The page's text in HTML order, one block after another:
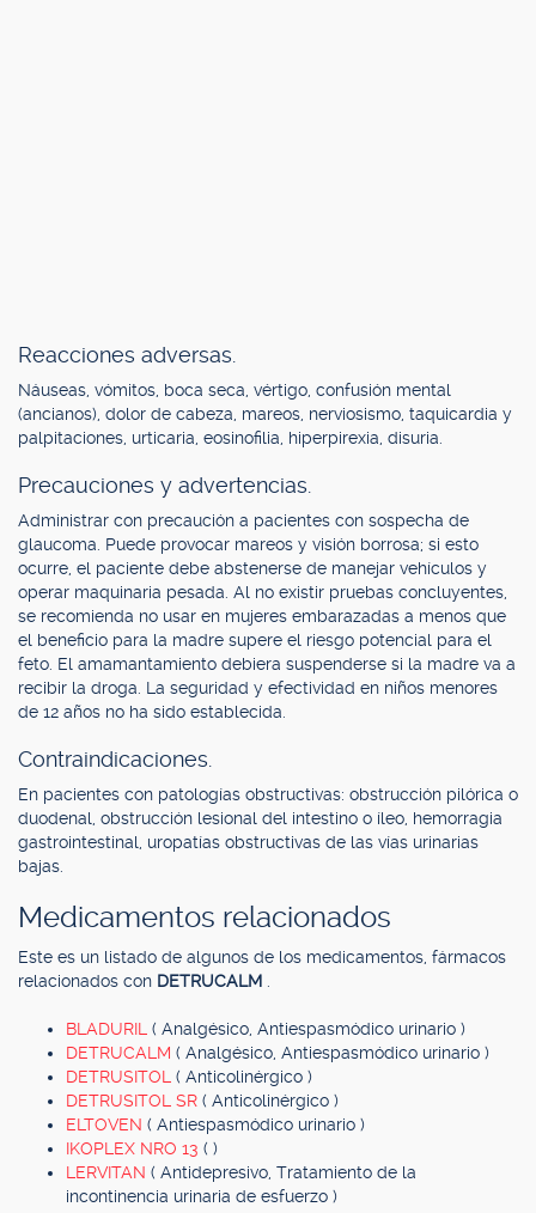
Reacciones adversas.
Náuseas, vómitos, boca seca, vértigo, confusión mental
(ancianos), dolor de cabeza, mareos, nerviosismo, taquicardia y
palpitaciones, urticaria, eosinofilia, hiperpirexia, disuria.
Precauciones y advertencias.
Administrar con precaución a pacientes con sospecha de
glaucoma. Puede provocar mareos y visión borrosa; si esto
ocurre, el paciente debe abstenerse de manejar vehículos y
operar maquinaria pesada. Al no existir pruebas concluyentes,
se recomienda no usar en mujeres embarazadas a menos que
el beneficio para la madre supere el riesgo potencial para el
feto. El amamantamiento debiera suspenderse si la madre va a
recibir la droga. La seguridad y efectividad en niños menores
de 12 años no ha sido establecida.
Contraindicaciones.
En pacientes con patologías obstructivas: obstrucción pilórica o
duodenal, obstrucción lesional del intestino o íleo, hemorragia
gastrointestinal, uropatías obstructivas de las vías urinarias
bajas.
Medicamentos relacionados
Este es un listado de algunos de los medicamentos, fármacos
relacionados con DETRUCALM
BLADURIL ( Analgésico, Antiespasmódico urinario )
DETRUCALM ( Analgésico, Antiespasmódico urinario )
DETRUSITOL ( Anticolinérgico )
DETRUSITOL SR ( Anticolinérgico )
ELTOVEN ( Antiespasmódico urinario )
IKOPLEX NRO 13 ( )
LERVITAN ( Antidepresivo, Tratamiento de la
incontinencia urinaria de esfuerzo )